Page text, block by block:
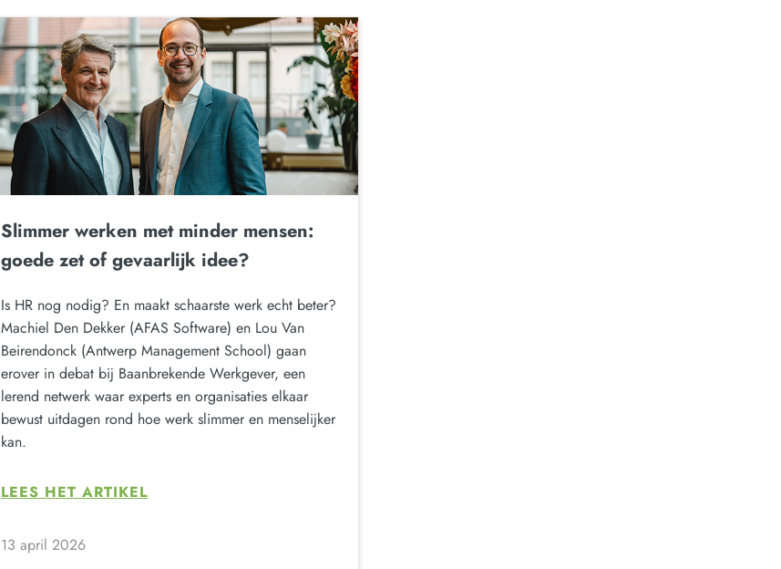
Slimmer werken met minder mensen:
goede zet of gevaarlijk idee?
Is HR nog nodig? En maakt schaarste werk echt beter?
Machiel Den Dekker (AFAS Software) en Lou Van
Beirendonck (Antwerp Management School) gaan
erover in debat bij Baanbrekende Werkgever, een
lerend netwerk waar experts en organisaties elkaar
bewust uitdagen rond hoe werk slimmer en menselijker
kan.
LEES HET ARTIKEL
13 april 2026